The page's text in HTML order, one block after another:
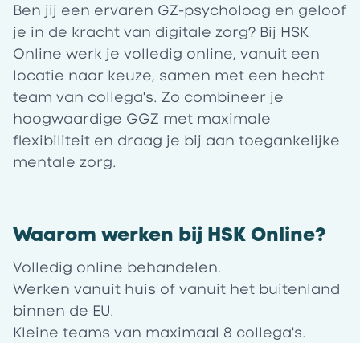
Ben jij een ervaren GZ-psycholoog en geloof
je in de kracht van digitale zorg? Bij HSK
Online werk je volledig online, vanuit een
locatie naar keuze, samen met een hecht
team van collega's. Zo combineer je
hoogwaardige GGZ met maximale
flexibiliteit en draag je bij aan toegankelijke
mentale zorg.
Waarom werken bij HSK Online?
Volledig online behandelen.
Werken vanuit huis of vanuit het buitenland
binnen de EU.
Kleine teams van maximaal 8 collega's.